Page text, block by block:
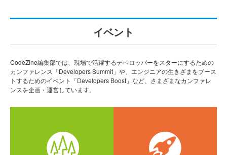
イベント
CodeZine編集部では、現場で活躍するデベロッパーをスターにするための
カンファレンス「Developers Summit」や、エンジニアの生きざまをブース
トするためのイベント「Developers Boost」など、さまざまなカンファレ
ンスを企画・運営しています。